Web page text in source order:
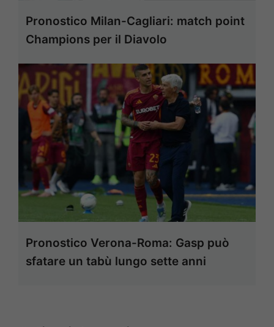
Pronostico Milan-Cagliari: match point
Champions per il Diavolo
Pronostico Verona-Roma: Gasp può
sfatare un tabù lungo sette anni